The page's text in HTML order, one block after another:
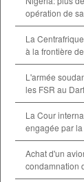
opération de
La
à la frontière
L'armée
les FSR au
La Cour
engagée par
Achat d'un
condamnation